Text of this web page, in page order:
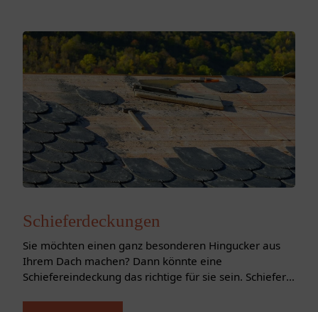
Schieferdeckungen
Sie möchten einen ganz besonderen Hingucker aus
Ihrem Dach machen? Dann könnte eine
Schiefereindeckung das richtige für sie sein. Schiefer